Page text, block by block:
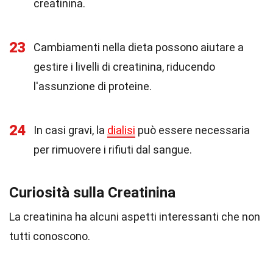
creatinina.
23
Cambiamenti nella dieta possono aiutare a
gestire i livelli di creatinina, riducendo
l'assunzione di proteine.
24 In casi gravi, la dialisi può essere necessaria
per rimuovere i rifiuti dal sangue.
Curiosità sulla Creatinina
La creatinina ha alcuni aspetti interessanti che non
tutti conoscono.